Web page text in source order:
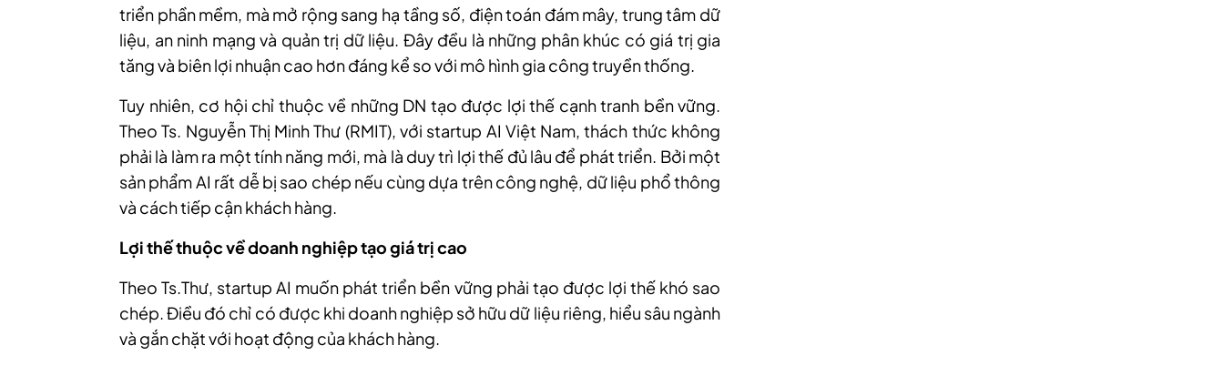
triển phần mềm, mà mở rộng sang hạ tầng số, điện toán đám mây, trung tâm dữ
liệu, an ninh mạng và quản trị dữ liệu. Đây đều là những phân khúc có giá trị gia
tăng và biên lợi nhuận cao hơn đáng kể so với mô hình gia công truyền thống.
Tuy nhiên, cơ hội chỉ thuộc về những DN tạo được lợi thế cạnh tranh bền vững.
Theo Ts. Nguyễn Thị Minh Thư (RMIT), với startup AI Việt Nam, thách thức không
phải là làm ra một tính năng mới, mà là duy trì lợi thế đủ lâu để phát triển. Bởi một
sản phẩm AI rất dễ bị sao chép nếu cùng dựa trên công nghệ, dữ liệu phổ thông
và cách tiếp cận khách hàng.
Lợi thế thuộc về doanh nghiệp tạo giá trị cao
Theo Ts.Thư, startup AI muốn phát triển bền vững phải tạo được lợi thế khó sao
chép. Điều đó chỉ có được khi doanh nghiệp sở hữu dữ liệu riêng, hiểu sâu ngành
và gắn chặt với hoạt động của khách hàng.